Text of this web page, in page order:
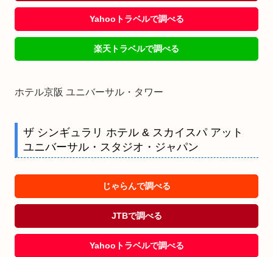
Yahooトラベルで調べる
楽天トラベルで調べる
ホテル京阪 ユニバーサル・タワー
ザ シンギュラリ ホテル & スカイスパ アット
ユニバーサル・スタジオ・ジャパン
じゃらんで調べる
JTBで調べる
Yahooトラベルで調べる